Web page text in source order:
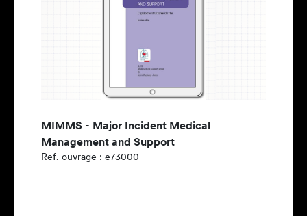
MIMMS - Major Incident Medical
Management and Support
Ref. ouvrage : e73000